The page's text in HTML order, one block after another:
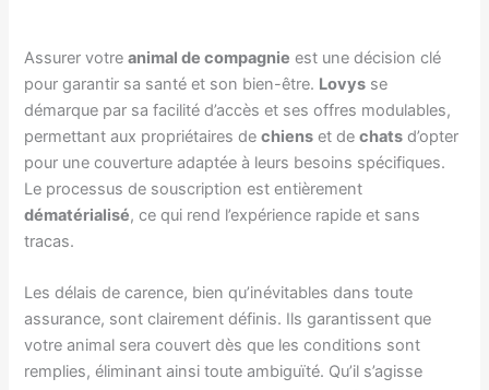
Assurer votreanimal de compagnie est une décision clé
pour garantir sa santé et son bien-être. Lovys se
démarque par sa facilité d’accès et ses offres modulables,
permettant aux propriétaires dechiens et dechats d’opter
pour une couverture adaptée à leurs besoins spécifiques.
Le processus de souscription est entièrement
dématérialisé, ce qui rend l’expérience rapide et sans
tracas.
Les délais de carence, bien qu’inévitables dans toute
assurance, sont clairement définis. Ils garantissent que
votre animal sera couvert dès que les conditions sont
remplies, éliminant ainsi toute ambiguïté. Qu’il s’agisse